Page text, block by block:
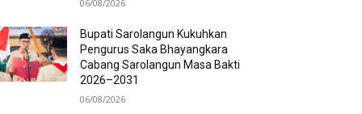
06/08/2026
Bupati Sarolangun Kukuhkan
Pengurus Saka Bhayangkara
Cabang Sarolangun Masa Bakti
2026–2031
06/08/2026